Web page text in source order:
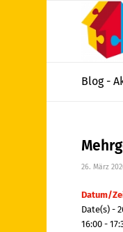
Blog -
26. März
Datum/
Date(s) -
16:00 -